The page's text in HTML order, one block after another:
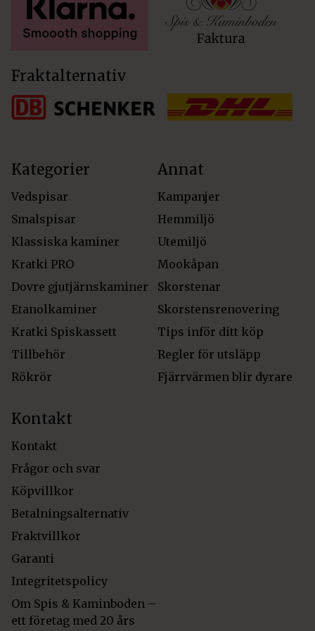
Fraktalternativ
Kategorier
Vedspisar
Smalspisar
Klassiska kaminer
Kratki PRO
Dovre gjutjärnskaminer
Etanolkaminer
Kratki Spiskassett
Tillbehör
Rökrör
Annat
Kampanjer
Hemmiljö
Utemiljö
Mookåpan
Skorstenar
Skorstensrenovering
Tips inför ditt köp
Regler för utsläpp
Fjärrvärmen blir dyrare
Kontakt
Kontakt
Frågor och svar
Köpvillkor
Betalningsalternativ
Fraktvillkor
Garanti
Integritetspolicy
Om Spis & Kaminboden –
ett företag med 20 års